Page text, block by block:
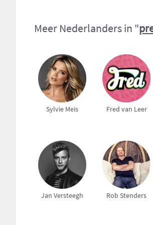
Meer Nederlanders in "
Sylvie Meis Fred van Leer
Jan Versteegh Rob Stenders